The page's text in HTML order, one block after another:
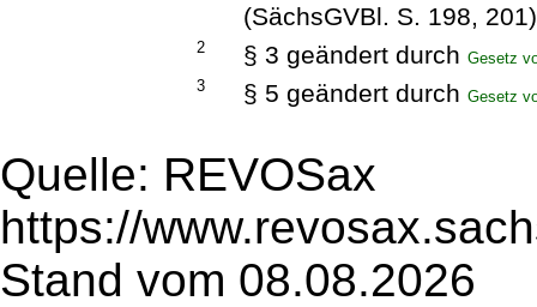
(SächsGVBl. S. 198, 201)
2 § 3 geändert durchGesetz
3
§ 5 geändert durchGesetz
Quelle: REVOSax
https://
Stand vom 08.08.2026